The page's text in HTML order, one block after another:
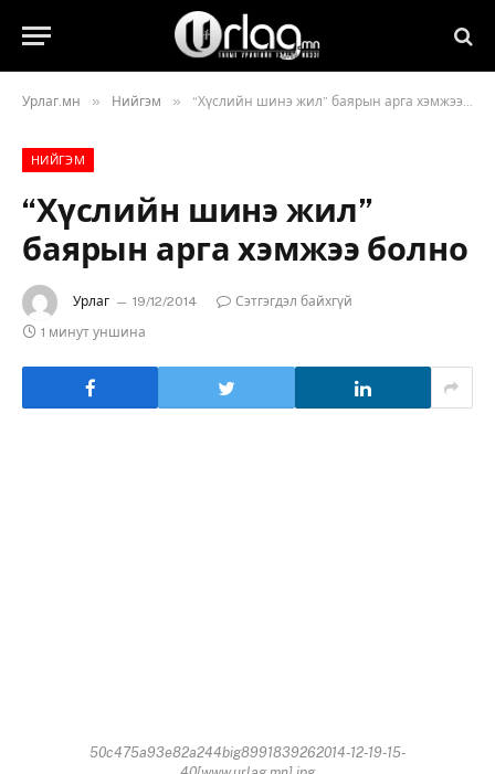
Урлаг.мн » Нийгэм » “Хүслийн шинэ жил” баярын арга хэмжээ болно
НИЙГЭМ
“Хүслийн шинэ жил”
баярын арга хэмжээ болно
Урлаг 19/12/2014
Сэтгэгдэл байхгүй
1 минут уншина
50c475a93e82a244big8991839262014-12-19-15-